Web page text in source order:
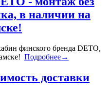
в наличии на
финского бренда DETO,
Подробнее→
доставки